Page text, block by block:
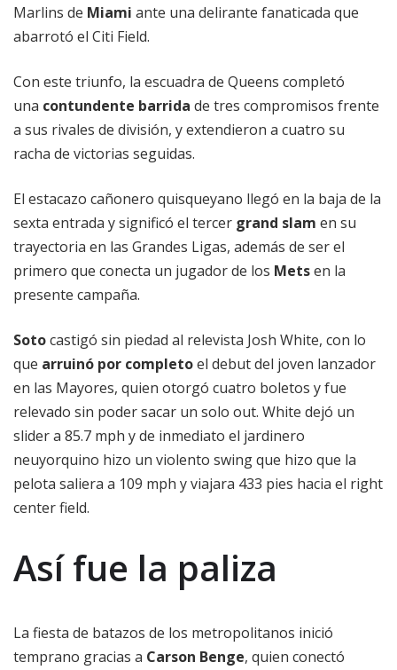
Marlins de Miami ante una delirante fanaticada que
abarrotó el Citi Field.
Con este triunfo, la escuadra de Queens completó
una contundente barrida de tres compromisos frente
a sus rivales de división, y extendieron a cuatro su
racha de victorias seguidas.
El estacazo cañonero quisqueyano llegó en la baja de la
sexta entrada y significó el tercer grand slam en su
trayectoria en las Grandes Ligas, además de ser el
primero que conecta un jugador de los Metsen la
presente campaña.
Sotocastigó sin piedad al relevista Josh White, con lo
que arruinó por completoel debut del joven lanzador
en las Mayores, quien otorgó cuatro boletos y fue
relevado sin poder sacar un solo out. White dejó un
slider a 85.7 mph y de inmediato el jardinero
neuyorquino hizo un violento swing que hizo que la
pelota saliera a 109 mph y viajara 433 pies hacia el right
center field.
Así fue la paliza
La fiesta de batazos de los metropolitanos inició
temprano gracias a Carson Benge, quien conectó